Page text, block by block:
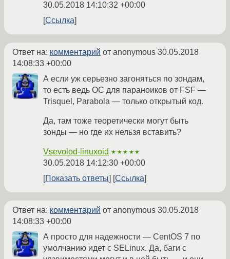
30.05.2018 14:10:32 +00:00
Ссылка
Ответ на: комментарий от anonymous 30.05.2018
14:08:33 +00:00
А если уж серьезно загоняться по зондам,
то есть ведь ОС для параноиков от FSF —
Trisquel, Parabola — только открытый код.
Да, там тоже теоретически могут быть
зонды — но где их нельзя вставить?
Vsevolod-linuxoid ★★★★★
30.05.2018 14:12:30 +00:00
Показать ответы
Ссылка
Ответ на: комментарий от anonymous 30.05.2018
14:08:33 +00:00
А просто для надежности — CentOS 7 по
умолчанию идет с SELinux. Да, баги с